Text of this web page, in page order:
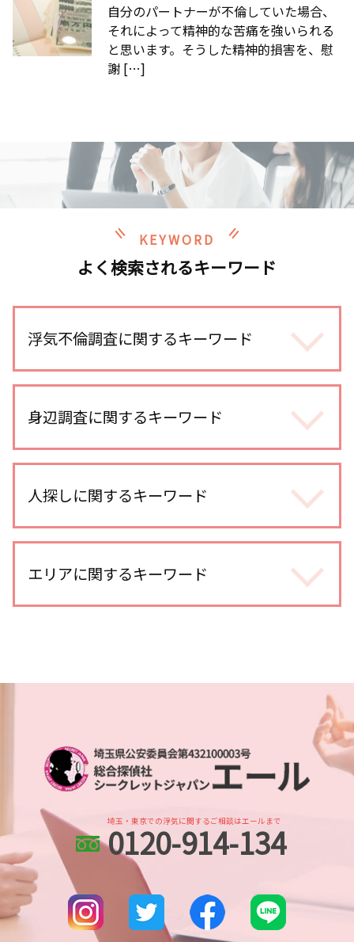
自分のパートナーが不倫していた場合、
それによって精神的な苦痛を強いられる
と思います。そうした精神的損害を、慰
謝 […]
KEYWORD
よく検索されるキーワード
浮気不倫調査に関するキーワード
探偵 報告書
不倫調査 探偵
浮気 証拠 写真
浮気 疑惑
浮気調査 line
不倫調査 探偵 期間
不倫 疑惑
不倫 どこから
浮気調査 浮気相手
身辺調査に関するキーワード
ストーカー被害 探偵
身辺調査 いくら
婚前調査 どこまで
ストーカー被害 対策 探偵
身辺調査 個人情報
結婚前 身辺調査 割合
dv被害 対応
身辺調査 結婚
婚前調査 費用
人探しに関するキーワード
行方不明調査 探偵
人探し 写真だけ
人探し 依頼
所在調査 探偵
人探し どうしたら
復縁工作
家出調査
行方不明 人探し 調査
調査依頼
探偵 人探し どうやって
人探し どこまで
人探し 探偵
エリアに関するキーワード
土呂 身辺調査
所沢市 身辺調査
埼玉県 浮気不倫調査
さいたま新都心 身辺調査
武蔵浦和 人探し
浦和 浮気不倫調査
さいたま新都心 人探し
武蔵浦和 浮気不倫調査
さいたま市 浮気不倫調査
越谷市 浮気不倫調査
大宮公園 浮気不倫調査
埼玉・東京での浮気に関するご相談はエールまで
0120-914-134